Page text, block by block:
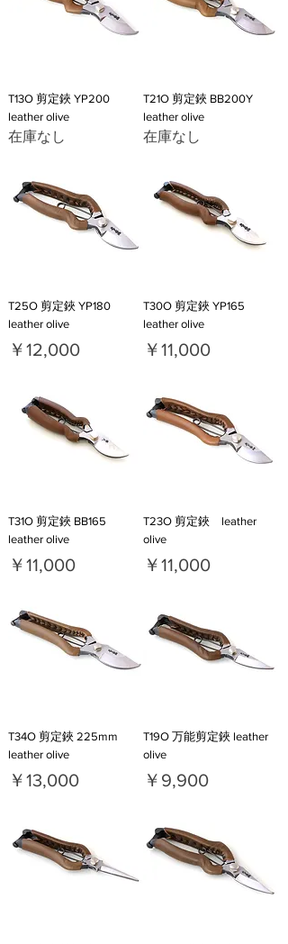
T13O 剪定鋏 YP200
leather olive
在庫なし
T21O 剪定鋏 BB200Y
leather olive
在庫なし
T25O 剪定鋏 YP180
leather olive
価格
￥12,000
T30O 剪定鋏 YP165
leather olive
価格
￥11,000
T31O 剪定鋏 BB165
leather olive
価格
￥11,000
T23O 剪定鋏 leather
olive
価格
￥11,000
T34O 剪定鋏 225mm
leather olive
価格
￥13,000
T19O 万能剪定鋏 leather
olive
価格
￥9,900